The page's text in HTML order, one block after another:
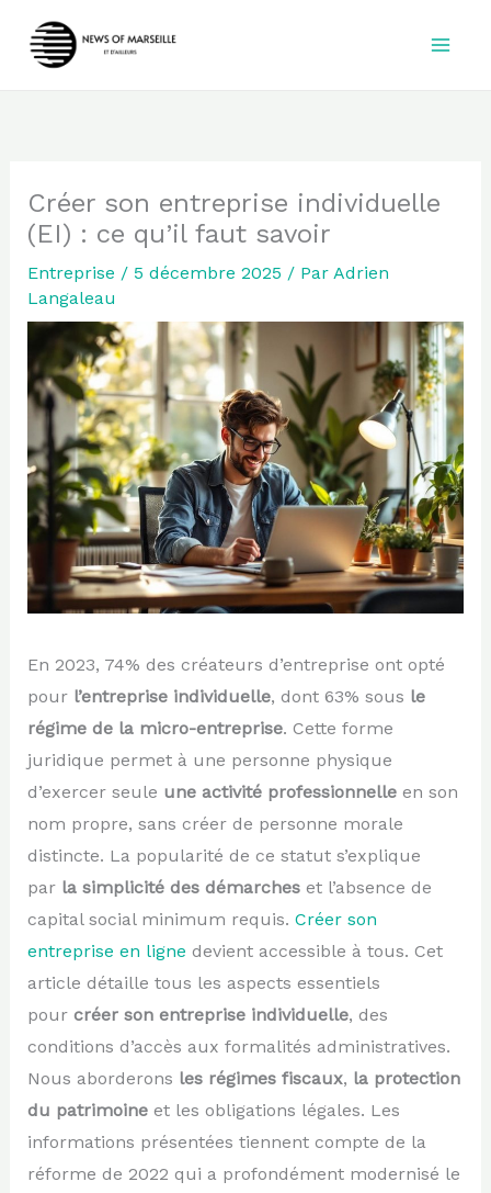
Créer son entreprise individuelle
(EI) : ce qu’il faut savoir
Entreprise / 5 décembre 2025 / Par Adrien
Langaleau
En 2023, 74% des créateurs d’entreprise ont opté
pour l’entreprise individuelle, dont 63% sous le
régime de la micro-entreprise. Cette forme
juridique permet à une personne physique
d’exercer seule une activité professionnelleen son
nom propre, sans créer de personne morale
distincte. La popularité de ce statut s’explique
par la simplicité des démarcheset l’absence de
capital social minimum requis. Créer son
entreprise en ligne devient accessible à tous. Cet
article détaille tous les aspects essentiels
pour créer son entreprise individuelle, des
conditions d’accès aux formalités administratives.
Nous aborderons les régimes fiscaux, la protection
du patrimoineet les obligations légales. Les
informations présentées tiennent compte de la
réforme de 2022 qui a profondément modernisé le